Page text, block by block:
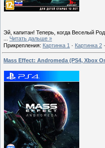
Эй, капитан! Теперь, когда Веселый
Читать дальше »
Прикрепления: Картинка 1 · Картинка 2 ·
Mass Effect: Andromeda (PS4, Xbox